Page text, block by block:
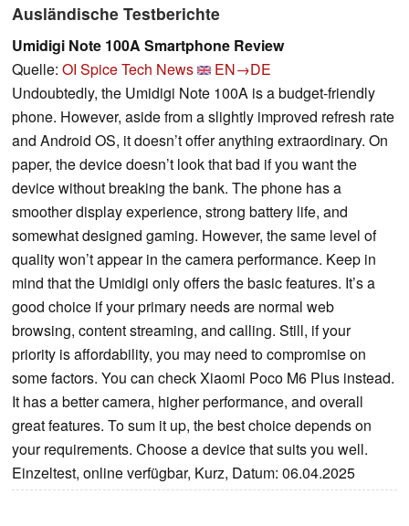
Ausländische Testberichte
Umidigi Note 100A Smartphone Review
Quelle: OI Spice Tech News
EN→DE
Undoubtedly, the Umidigi Note 100A is a budget-friendly
phone. However, aside from a slightly improved refresh rate
and Android OS, it doesn’t offer anything extraordinary. On
paper, the device doesn’t look that bad if you want the
device without breaking the bank. The phone has a
smoother display experience, strong battery life, and
somewhat designed gaming. However, the same level of
quality won’t appear in the camera performance. Keep in
mind that the Umidigi only offers the basic features. It’s a
good choice if your primary needs are normal web
browsing, content streaming, and calling. Still, if your
priority is affordability, you may need to compromise on
some factors. You can check Xiaomi Poco M6 Plus instead.
It has a better camera, higher performance, and overall
great features. To sum it up, the best choice depends on
your requirements. Choose a device that suits you well.
Einzeltest, online verfügbar, Kurz, Datum: 06.04.2025